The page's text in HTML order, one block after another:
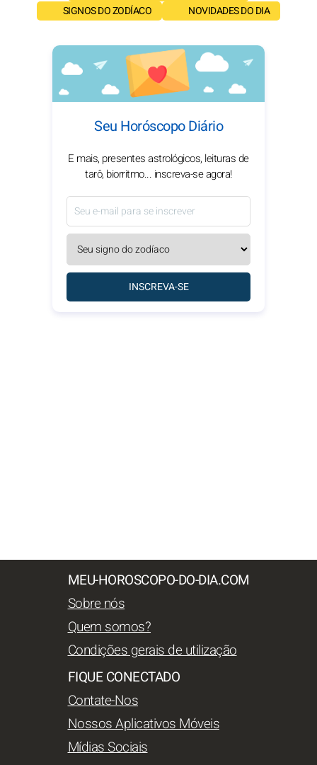
SIGNOS DO ZODÍACO
NOVIDADES DO DIA
Seu Horóscopo Diário
E mais, presentes astrológicos, leituras de
tarô, biorritmo... inscreva-se agora!
INSCREVA-SE
MEU-HOROSCOPO-DO-DIA.COM
Sobre nós
Quem somos?
Condições gerais de utilização
FIQUE CONECTADO
Contate-Nos
Nossos Aplicativos Móveis
Mídias Sociais